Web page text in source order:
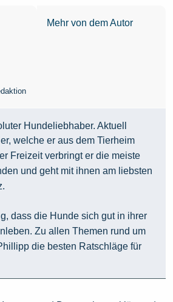
Mehr von dem Autor
Hundeliebhaber. Aktuell
welche er aus dem Tierheim
Freizeit verbringt er die meiste
und geht mit ihnen am liebsten
dass die Hunde sich gut in ihrer
Zu allen Themen rund um
die besten Ratschläge für